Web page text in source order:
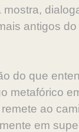
antigos
do que
metafórico
ao
em